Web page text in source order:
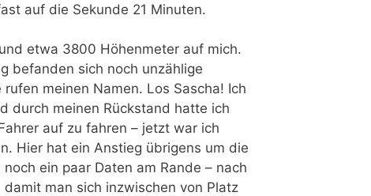
auf die Sekunde 21 Minuten.
etwa 3800 Höhenmeter auf mich.
befanden sich noch unzählige
meinen Namen. Los Sascha! Ich
durch meinen Rückstand hatte ich
auf zu fahren – jetzt war ich
Hier hat ein Anstieg übrigens um die
ein paar Daten am Rande – nach
man sich inzwischen von Platz